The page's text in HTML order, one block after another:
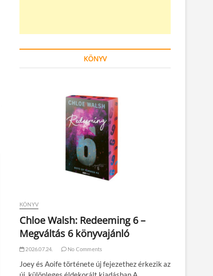
KÖNYV
KÖNYV
Chloe Walsh: Redeeming 6 –
Megváltás 6 könyvajánló
2026.07.24. No Comments
Joey és Aoife története új fejezethez érkezik az